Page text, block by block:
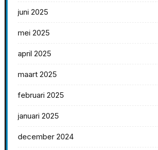
juni 2025
mei 2025
april 2025
maart 2025
februari 2025
januari 2025
december 2024